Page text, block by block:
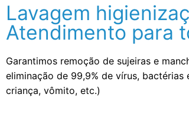
Lavagem
Atendimento para
Garantimos remoção de sujeiras e
eliminação de 99,9% de vírus,
criança, vômito, etc.)